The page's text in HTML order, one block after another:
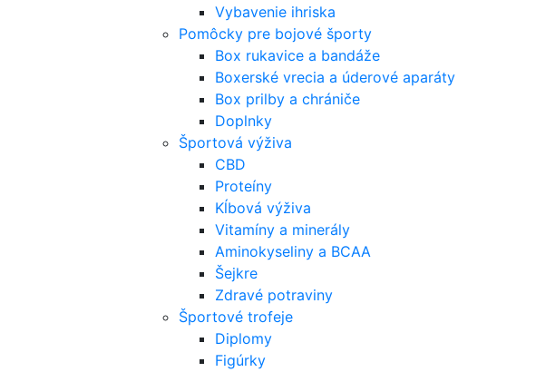
Vybavenie ihriska
Pomôcky pre bojové športy
Box rukavice a bandáže
Boxerské vrecia a úderové aparáty
Box prilby a chrániče
Doplnky
Športová výživa
CBD
Proteíny
Kĺbová výživa
Vitamíny a minerály
Aminokyseliny a BCAA
Šejkre
Zdravé potraviny
Športové trofeje
Diplomy
Figúrky